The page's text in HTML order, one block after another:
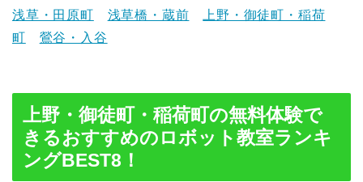
浅草・田原町 浅草橋・蔵前
上野・御徒町・稲荷
町
鶯谷・入谷
上野・御徒町・稲荷町の無料体験で
きるおすすめのロボット教室ランキ
ングBEST8！